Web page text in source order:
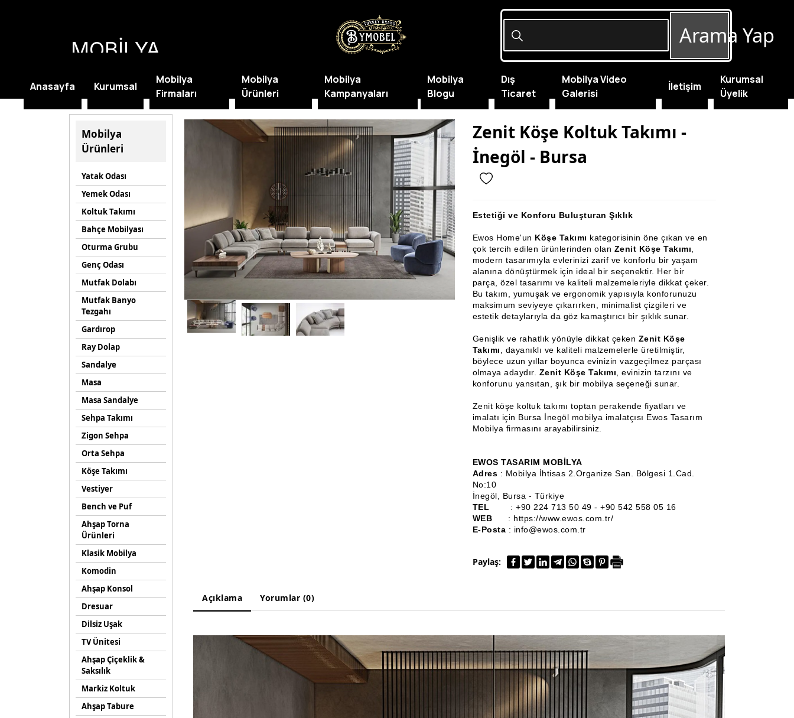
Mobilya
Ürünleri
Yatak Odası
Yemek Odası
Koltuk Takımı
Bahçe Mobilyası
Oturma Grubu
Genç Odası
Mutfak Dolabı
Mutfak Banyo
Tezgahı
Gardırop
Ray Dolap
Sandalye
Masa
Masa Sandalye
Sehpa Takımı
Zigon Sehpa
Orta Sehpa
Köşe Takımı
Vestiyer
Bench ve Puf
Ahşap Torna
Ürünleri
Klasik Mobilya
Komodin
Ahşap Konsol
Dresuar
Dilsiz Uşak
TV Ünitesi
Ahşap Çiçeklik &
Saksılık
Markiz Koltuk
Ahşap Tabure
Zenit Köşe Koltuk Takımı -
İnegöl - Bursa
Estetiği ve Konforu Buluşturan Şıklık
Ewos Home'un Köşe Takımı kategorisinin öne çıkan ve en
çok tercih edilen ürünlerinden olan Zenit Köşe Takımı
modern tasarımıyla evlerinizi zarif ve konforlu bir yaşam
alanına dönüştürmek için ideal bir seçenektir. Her bir
parça, özel tasarımı ve kaliteli malzemeleriyle dikkat çeker.
Bu takım, yumuşak ve ergonomik yapısıyla konforunuzu
maksimum seviyeye çıkarırken, minimalist çizgileri ve
estetik detaylarıyla da göz kamaştırıcı bir şıklık sunar.
Genişlik ve rahatlık yönüyle dikkat çeken Zenit Köşe
Takımı , dayanıklı ve kaliteli malzemelerle üretilmiştir,
böylece uzun yıllar boyunca evinizin vazgeçilmez parçası
olmaya adaydır. Zenit Köşe Takımı , evinizin tarzını ve
konforunu yansıtan, şık bir mobilya seçeneği sunar.
Zenit köşe koltuk takımı toptan perakende fiyatları ve
imalatı için Bursa İnegöl mobilya imalatçısı Ewos Tasarım
Mobilya firmasını arayabilirsiniz.
EWOS TASARIM MOBİLYA
Adres : Mobilya İhtisas 2.Organize San. Bölgesi 1.Cad.
No:10
İnegöl, Bursa - Türkiye
TEL : +90 224 713 50 49 - +90 542 558 05 16
WEB : https://www.ewos.com.tr/
E-Posta : info@ewos.com.tr
Paylaş:
Açıklama Yorumlar (0)
MOBİLYA
KAMPANYALARI
Arama Yap
Anasayfa Kurumsal
Mobilya
Firmaları
Mobilya
Ürünleri
Mobilya
Kampanyaları
Mobilya
Blogu
Dış
Ticaret
Mobilya Video
Galerisi
İletişim
Kurumsal
Üyelik